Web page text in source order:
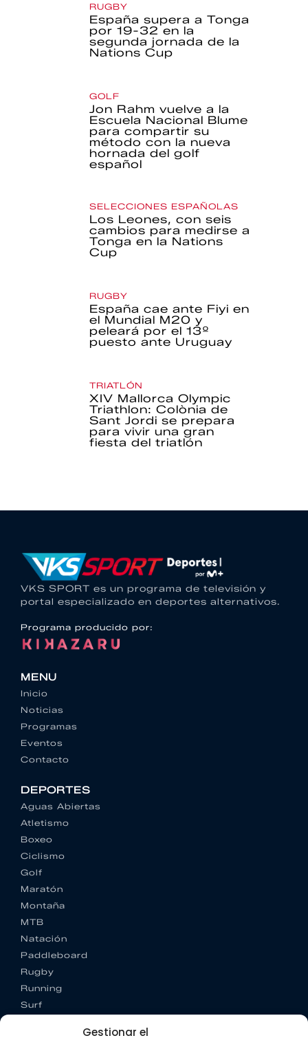
Gestionar el
RUGBY
España supera a Tonga
por 19-32 en la
segunda jornada de la
Nations Cup
GOLF
Jon Rahm vuelve a la
Escuela Nacional Blume
para compartir su
método con la nueva
hornada del golf
español
SELECCIONES ESPAÑOLAS
Los Leones, con seis
cambios para medirse a
Tonga en la Nations
Cup
RUGBY
España cae ante Fiyi en
el Mundial M20 y
peleará por el 13º
puesto ante Uruguay
TRIATLÓN
XIV Mallorca Olympic
Triathlon: Colònia de
Sant Jordi se prepara
para vivir una gran
fiesta del triatlón
VKS SPORT es un programa de televisión y
portal especializado en deportes alternativos.
Programa producido por:
MENU
Inicio
Noticias
Programas
Eventos
Contacto
DEPORTES
Aguas Abiertas
Atletismo
Boxeo
Ciclismo
Golf
Maratón
Montaña
MTB
Natación
Paddleboard
Rugby
Running
Surf